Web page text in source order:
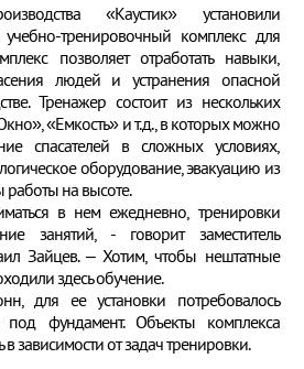
«Каустик» установили
тренировочный комплекс для
позволяет отработать навыки,
людей и устранения опасной
Тренажер состоит из нескольких
«Емкость» и т.д., в которых можно
спасателей в сложных условиях,
оборудование, эвакуацию из
работы на высоте.
в нем ежедневно, тренировки
занятий, - говорит заместитель
Зайцев. – Хотим, чтобы нештатные
здесь обучение.
для ее установки потребовалось
под фундамент. Объекты комплекса
зависимости от задач тренировки.